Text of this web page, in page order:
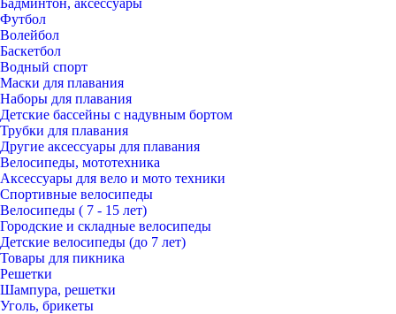
Бадминтон, аксессуары
Футбол
Волейбол
Баскетбол
Водный спорт
Маски для плавания
Наборы для плавания
Детские бассейны c надувным бортом
Трубки для плавания
Другие аксессуары для плавания
Велосипеды, мототехника
Аксессуары для вело и мото техники
Спортивные велосипеды
Велосипеды ( 7 - 15 лет)
Городские и складные велосипеды
Детские велосипеды (до 7 лет)
Товары для пикника
Решетки
Шампура, решетки
Уголь, брикеты